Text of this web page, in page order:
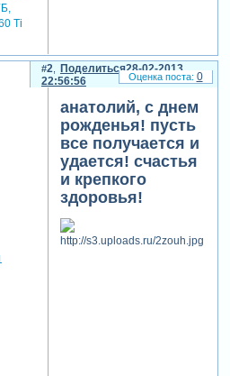
Ti
Поделиться
2
28-02-2013
22:56:56
анатолий, с днем
рожденья! пусть
все получается и
удается! счастья
и крепкого
здоровья!
0